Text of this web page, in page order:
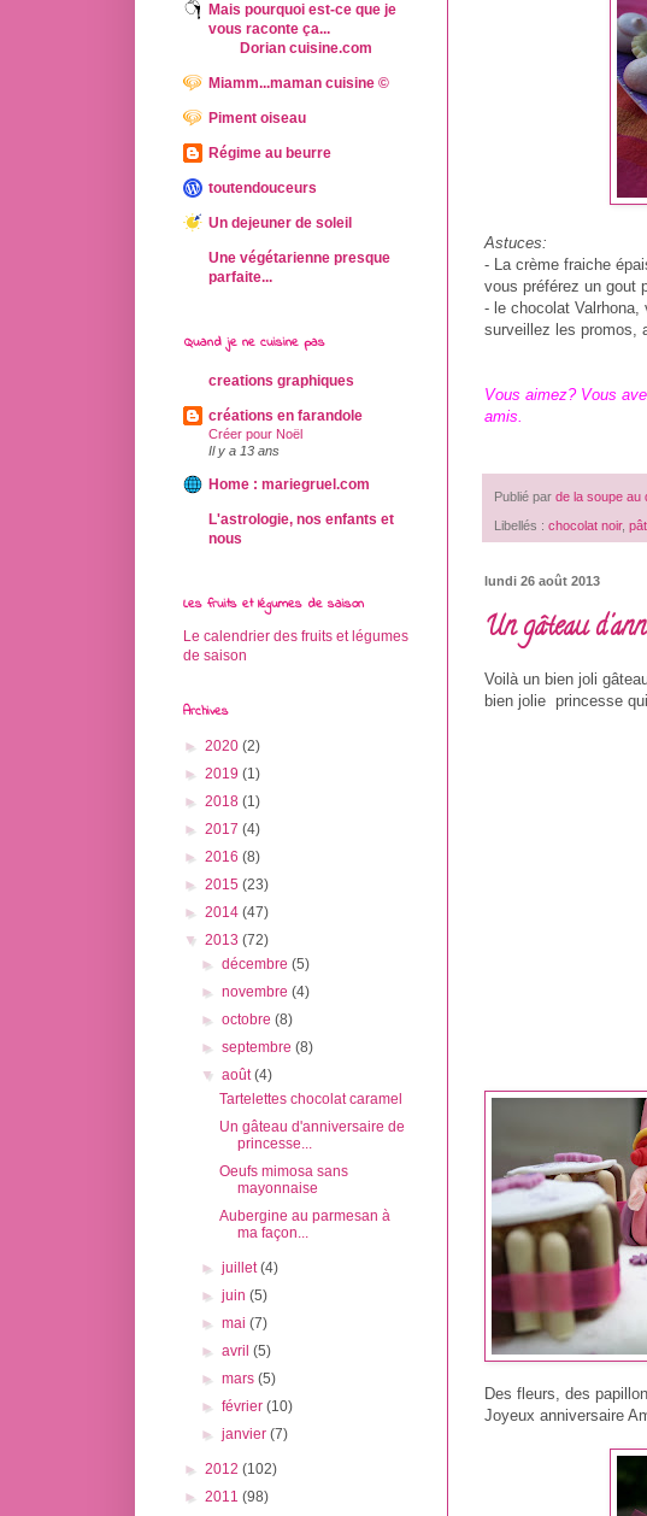
Astuces:
- La crème fraiche
vous préférez un gout
- le chocolat Valrhona,
surveillez les promos,
Vous aimez? Vous
amis.
Publié par de la soupe au
Libellés : chocolat noir,
lundi 26 août 2013
Un gâteau
Voilà un bien joli
bien jolie princesse
Des fleurs, des
Joyeux anniversaire
Mais pourquoi est-ce que je
vous raconte ça...
Dorian cuisine.com
Miamm...maman cuisine ©
Piment oiseau
Régime au beurre
toutendouceurs
Un dejeuner de soleil
Une végétarienne presque
parfaite...
Quand je ne cuisine pas
creations graphiques
créations en farandole
Créer pour Noël
Il y a 13 ans
Home : mariegruel.com
L'astrologie, nos enfants et
nous
Les fruits et légumes de saison
Le calendrier des fruits et légumes
de saison
Archives
► 2020 (2)
► 2019 (1)
► 2018 (1)
► 2017 (4)
► 2016 (8)
► 2015 (23)
► 2014 (47)
▼ 2013 (72)
►décembre(5)
►novembre(4)
►octobre(8)
►septembre(8)
▼août(4)
Tartelettes chocolat caramel
Un gâteau d'anniversaire de
princesse...
Oeufs mimosa sans
mayonnaise
Aubergine au parmesan à
ma façon...
►juillet(4)
►juin(5)
►mai(7)
►avril(5)
►mars(5)
►février(10)
►janvier(7)
► 2012 (102)
► 2011 (98)